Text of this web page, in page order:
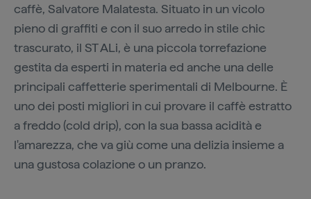
caffè, Salvatore Malatesta. Situato in un vicolo
pieno di graffiti e con il suo arredo in stile chic
trascurato, il ST ALi, è una piccola torrefazione
gestita da esperti in materia ed anche una delle
principali caffetterie sperimentali di Melbourne. È
uno dei posti migliori in cui provare il caffè estratto
a freddo (cold drip), con la sua bassa acidità e
l'amarezza, che va giù come una delizia insieme a
una gustosa colazione o un pranzo.